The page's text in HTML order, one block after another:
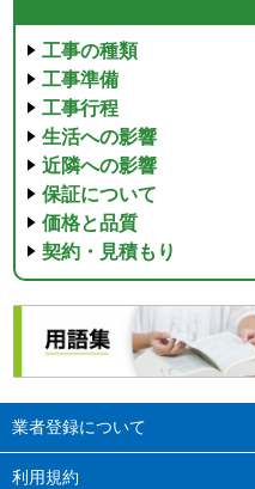
工事の種類
工事準備
工事行程
生活への影響
近隣への影響
保証について
価格と品質
契約・見積もり
業者登録について
利用規約